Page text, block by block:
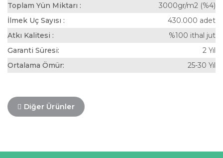
Toplam Yün Miktarı :
3000gr/m2 (%4)
İlmek Uç Sayısı :
430.000 adet
Atkı Kalitesi :
%100 ithal jut
Garanti Süresi:
2 Yıl
Ortalama Ömür:
25-30 Yıl
Diğer Ürünler